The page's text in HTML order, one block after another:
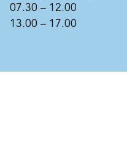
als mineralisches
fotokatalytischen
Mikroorganismen
07.30 – 12.00
13.00 – 17.00